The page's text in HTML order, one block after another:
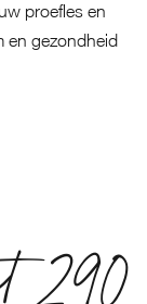
proefles en
en gezondheid